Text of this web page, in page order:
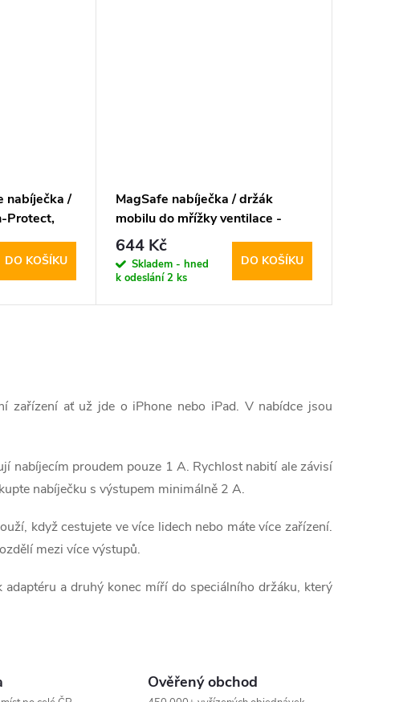
nabíječka /
Protect,
& Vent
DO KOŠÍKU
MagSafe nabíječka / držák
mobilu do mřížky ventilace -
Tech-Protect, MM15W-V5
644 Kč
Skladem - hned
k odeslání2 ks
DO KOŠÍKU
zařízení ať už jde o iPhone nebo iPad. V nabídce jsou
nabíjecím proudem pouze 1 A. Rychlost nabití ale závisí
nabíječku s výstupem minimálně 2 A.
když cestujete ve více lidech nebo máte více zařízení.
mezi více výstupů.
a druhý konec míří do speciálního držáku, který
Ověřený obchod